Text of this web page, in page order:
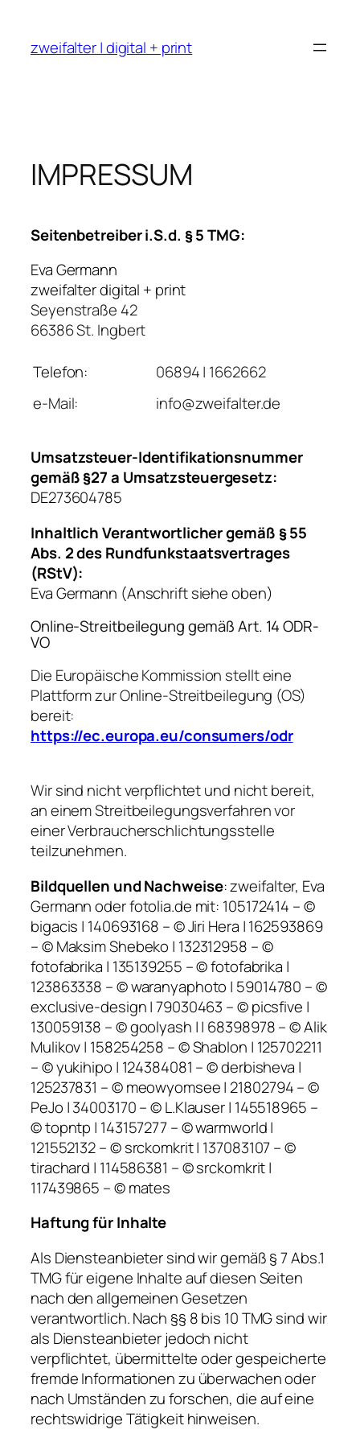
springen
zweifalter | digital + print
IMPRESSUM
Seitenbetreiber i.S.d. § 5 TMG:
Eva Germann
zweifalter digital + print
Seyenstraße 42
66386 St. Ingbert
Telefon:
06894 | 1662662
e-Mail:
info@zweifalter.de
Umsatzsteuer-Identifikationsnummer
gemäß §27 a Umsatzsteuergesetz:
DE273604785
Inhaltlich Verantwortlicher gemäß § 55
Abs. 2 des Rundfunkstaatsvertrages
(RStV):
Eva Germann (Anschrift siehe oben)
Online-Streitbeilegung gemäß Art. 14 ODR-
VO
Die Europäische Kommission stellt eine
Plattform zur Online-Streitbeilegung (OS)
bereit:
https://ec.europa.eu/consumers/odr
Wir sind nicht verpflichtet und nicht bereit,
an einem Streitbeilegungsverfahren vor
einer Verbraucherschlichtungsstelle
teilzunehmen.
Bildquellen und Nachweise: zweifalter, Eva
Germann oder fotolia.de mit: 105172414 – ©
bigacis | 140693168 – © Jiri Hera | 162593869
– © Maksim Shebeko | 132312958 – ©
fotofabrika | 135139255 – © fotofabrika |
123863338 – © waranyaphoto | 59014780 – ©
exclusive-design | 79030463 – © picsfive |
130059138 – © goolyash | | 68398978 – © Alik
Mulikov | 158254258 – © Shablon | 125702211
– © yukihipo | 124384081 – © derbisheva |
125237831 – © meowyomsee | 21802794 – ©
PeJo | 34003170 – © L.Klauser | 145518965 –
© topntp | 143157277 – © warmworld |
121552132 – © srckomkrit | 137083107 – ©
tirachard | 114586381 – © srckomkrit |
117439865 – © mates
Haftung für Inhalte
Als Diensteanbieter sind wir gemäß § 7 Abs.1
TMG für eigene Inhalte auf diesen Seiten
nach den allgemeinen Gesetzen
verantwortlich. Nach §§ 8 bis 10 TMG sind wir
als Diensteanbieter jedoch nicht
verpflichtet, übermittelte oder gespeicherte
fremde Informationen zu überwachen oder
nach Umständen zu forschen, die auf eine
rechtswidrige Tätigkeit hinweisen.